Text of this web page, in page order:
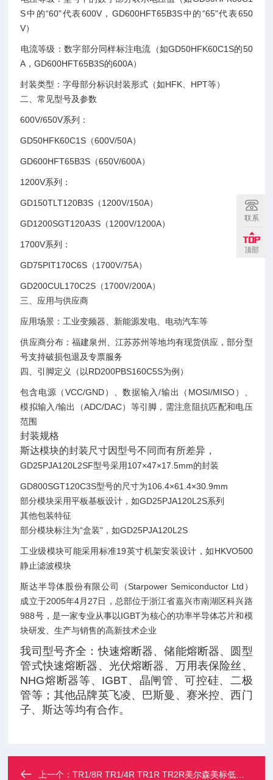
S中的“60"代表600V，GD600HFT65B3S中的“65"代表650
V）‌
‌电流等级‌：数字部分同样标注电流（如GD50HFK60C1S的50
A，GD600HFT65B3S的600A）‌
‌封装类型‌：字母部分标识封装形式（如HFK、HPT等）‌
二、常见型号及参数
600V/650V系列‌：
GD50HFK60C1S（600V/50A）
GD600HFT65B3S（650V/600A）‌
1200V系列‌：
GD150TLT120B3S（1200V/150A）
GD1200SGT120A3S（1200V/1200A）‌
‌1700V系列‌：
GD75PIT170C6S（1700V/75A）
GD200CUL170C2S（1700V/200A）‌
三、应用与供应商
应用场景‌：工业变频器、新能源发电、电动汽车等‌
供应商分布‌：福建泉州、江苏苏州等地均有现货供应，部分型
号支持破损包退及专票服务‌
四、引脚定义（以RD200PBS160C5S为例）
包含电源（VCC/GND）、数据输入/输出（MOSI/MISO）、
模拟输入/输出（ADC/DAC）等引脚，需注意阻抗匹配和电压
范围‌
封装规格
斯达模块的封装尺寸因型号不同而有所差异，
GD25PJA120L2SF型号采用107×47×17.5mm的封装‌
GD800SGT120C3S型号的尺寸为106.4×61.4×30.9mm‌
部分模块采用平板基板设计，如GD25PJA120L2S系列‌
其他包装特征
部分模块标注为“盒装"，如GD25PJA120L2S‌
工业级模块可能采用标准19英寸机架安装设计，如HKVO500
静止滤波模块‌
斯达半导体股份有限公司（Starpower Semiconductor Ltd）
成立于2005年4月27日，总部位于浙江省嘉兴市南湖区科兴路
988号，是一家专业从事以IGBT为核心的功率半导体芯片和模
块研发、生产与销售的高新技术企业
我司型号齐全：快速熔断器、储能熔断器、圆型
管式快速熔断器、光伏熔断器、万用表保险丝、
NHG熔断器等、IGBT、晶闸管、可控硅、二极
管等；其他品牌英飞凌、巴斯曼、赛米控、西门
子、斯达等均有合作。
上一个：TR1/8R TR1/4R TR1R TR2R美尔森美标低压熔断器 TR系列
联系
顶部